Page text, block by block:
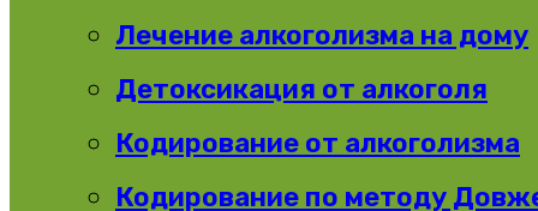
Лечение алкоголизма на дому
Детоксикация от алкоголя
Кодирование от алкоголизма
Кодирование по методу